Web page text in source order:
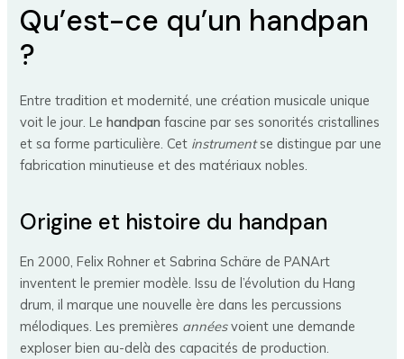
Qu’est-ce qu’un handpan
?
Entre tradition et modernité, une création musicale unique
voit le jour. Lehandpan fascine par ses sonorités cristallines
et sa forme particulière. Cet instrumentse distingue par une
fabrication minutieuse et des matériaux nobles.
Origine et histoire du handpan
En 2000, Felix Rohner et Sabrina Schäre de PANArt
inventent le premier modèle. Issu de l’évolution du Hang
drum, il marque une nouvelle ère dans les percussions
mélodiques. Les premières annéesvoient une demande
exploser bien au-delà des capacités de production.